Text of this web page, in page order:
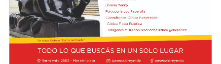
materiales) destinada a niños a partir de los 6 años.
Los participantes menores de 8 años deberán asistir
acompañados por una persona adulta (menores
asistentes $12.000 y adulto acompañante $5.000). Las